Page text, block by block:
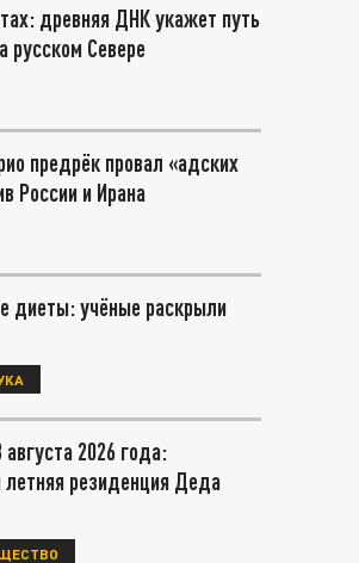
древняя ДНК укажет путь
русском Севере
предрёк провал «адских
России и Ирана
диеты: учёные раскрыли
2026 года:
летняя резиденция Деда